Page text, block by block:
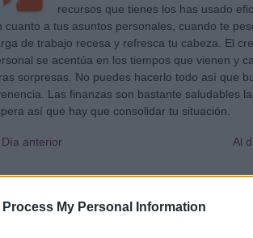
Process My Personal Information
recursos que tienes los has usado
cuanto a tus asuntos personales, cuando te
de trabajo recesa y refresca tu cabeza. El
se acentúa en los tiempos que vienen y
sorpresas. No puedes hacerlo todo así que
Las finanzas son bastante saludables
así que hay que consolidar tu situación.
Día anterior Al